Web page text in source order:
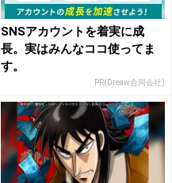
SNSアカウントを着実に成
長。実はみんなココ使ってま
す。
PR(Dreaw合同会社)